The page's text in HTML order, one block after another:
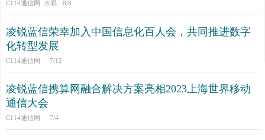
C114通信网 水易 8/8
凌锐蓝信荣幸加入中国信息化百人会，共同推进数字
化转型发展
C114通信网 7/12
凌锐蓝信携算网融合解决方案亮相2023上海世界移动
通信大会
C114通信网 7/4